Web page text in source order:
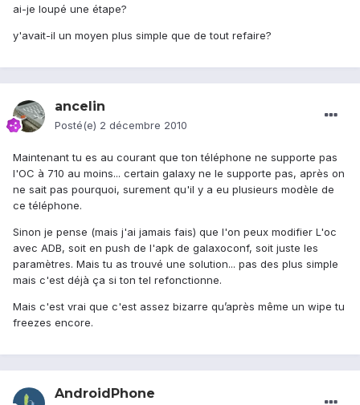
ai-je loupé une étape?
y'avait-il un moyen plus simple que de tout refaire?
ancelin
Posté(e) 2 décembre 2010
Maintenant tu es au courant que ton téléphone ne supporte pas
l'OC à 710 au moins... certain galaxy ne le supporte pas, après on
ne sait pas pourquoi, surement qu'il y a eu plusieurs modèle de
ce téléphone.
Sinon je pense (mais j'ai jamais fais) que l'on peux modifier L'oc
avec ADB, soit en push de l'apk de galaxoconf, soit juste les
paramètres. Mais tu as trouvé une solution... pas des plus simple
mais c'est déjà ça si ton tel refonctionne.
Mais c'est vrai que c'est assez bizarre qu’après même un wipe tu
freezes encore.
AndroidPhone